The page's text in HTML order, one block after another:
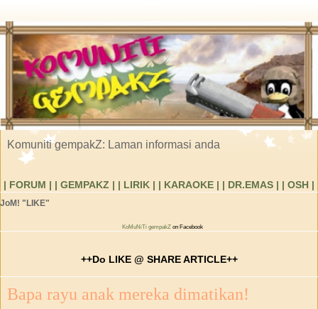
Komuniti gempakZ: Laman informasi anda
| FORUM | | GEMPAKZ | | LIRIK | | KARAOKE | | DR.EMAS | | OSH |
JoM! "LIKE"
KoMuNiTi gempakZ on Facebook
++Do LIKE @ SHARE ARTICLE++
Bapa rayu anak mereka dimatikan!